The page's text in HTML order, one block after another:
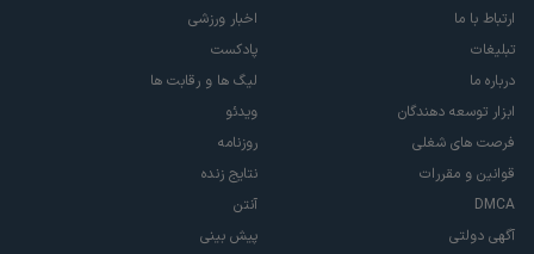
ارتباط با ما
تبلیغات
درباره ما
ابزار توسعه دهندگان
فرصت های شغلی
قوانین و مقررات
DMCA
آگهی دولتی
اخبار ورزشی
پادکست
لیگ ها و رقابت ها
ویدئو
روزنامه
نتایج زنده
آنتن
پیش بینی